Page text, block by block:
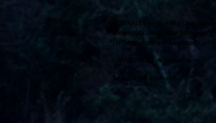
SESTRALES es nuestra casa
acogedora. Ideal para parejas o
jardín privado y está situada
CAPACIDAD: 2-4 personas.
Se admiten animales.